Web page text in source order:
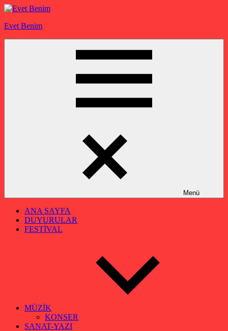
İçeriğe
Evet Benim
Menü
ANA SAYFA
DUYURULAR
FESTİVAL
MÜZİK
KONSER
SANAT-YAZI